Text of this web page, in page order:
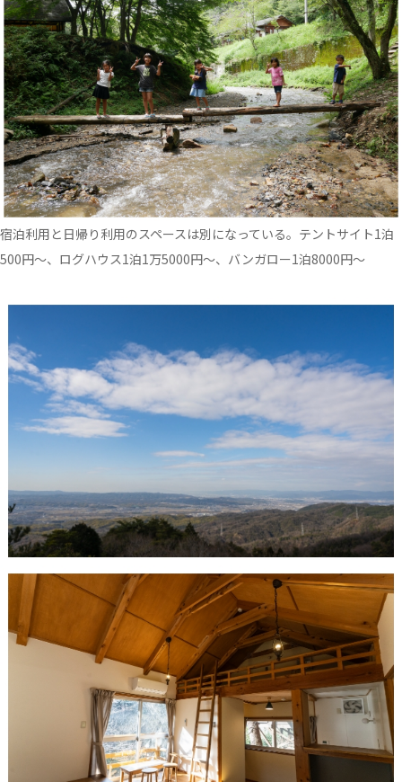
宿泊利用と日帰り利用のスペースは別になっている。テントサイト1泊
500円～、ログハウス1泊1万5000円～、バンガロー1泊8000円～